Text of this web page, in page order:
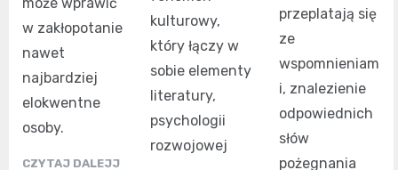
w zakłopotanie
nawet
najbardziej
elokwentne
osoby.
CZYTAJ DALEJJ
kulturowy,
który łączy w
sobie elementy
literatury,
psychologii
rozwojowej
przeplatają się
ze
wspomnieniam
i, znalezienie
odpowiednich
słów
pożegnania